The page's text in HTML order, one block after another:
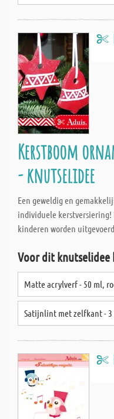
Kerstboom
- knutselidee
Een geweldig en
individuele
kinderen worden
Voor dit knutselidee
Matte acrylverf - 50 ml,
Satijnlint met zelfkant -